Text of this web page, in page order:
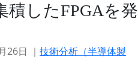
積したFPGAを発
26日 ｜ 技術分析（半導体製